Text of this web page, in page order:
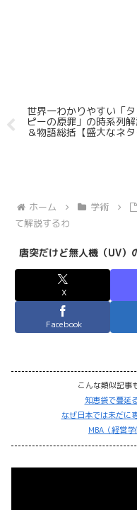
世界一わかりやすい「タ
ピーの原罪」の時系列
＆物語総括【盛大なネ
ホーム 学術
て解説するわ
唐突だけど無人機（UV）
X
Facebook
こんな類似記事
知恵袋で蔓延
なぜ日本では未だに
MBA（経営